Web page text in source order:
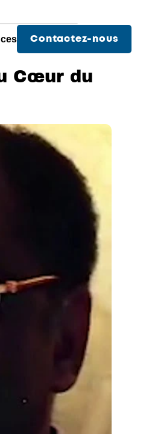
Contactez-nous
Cœur du